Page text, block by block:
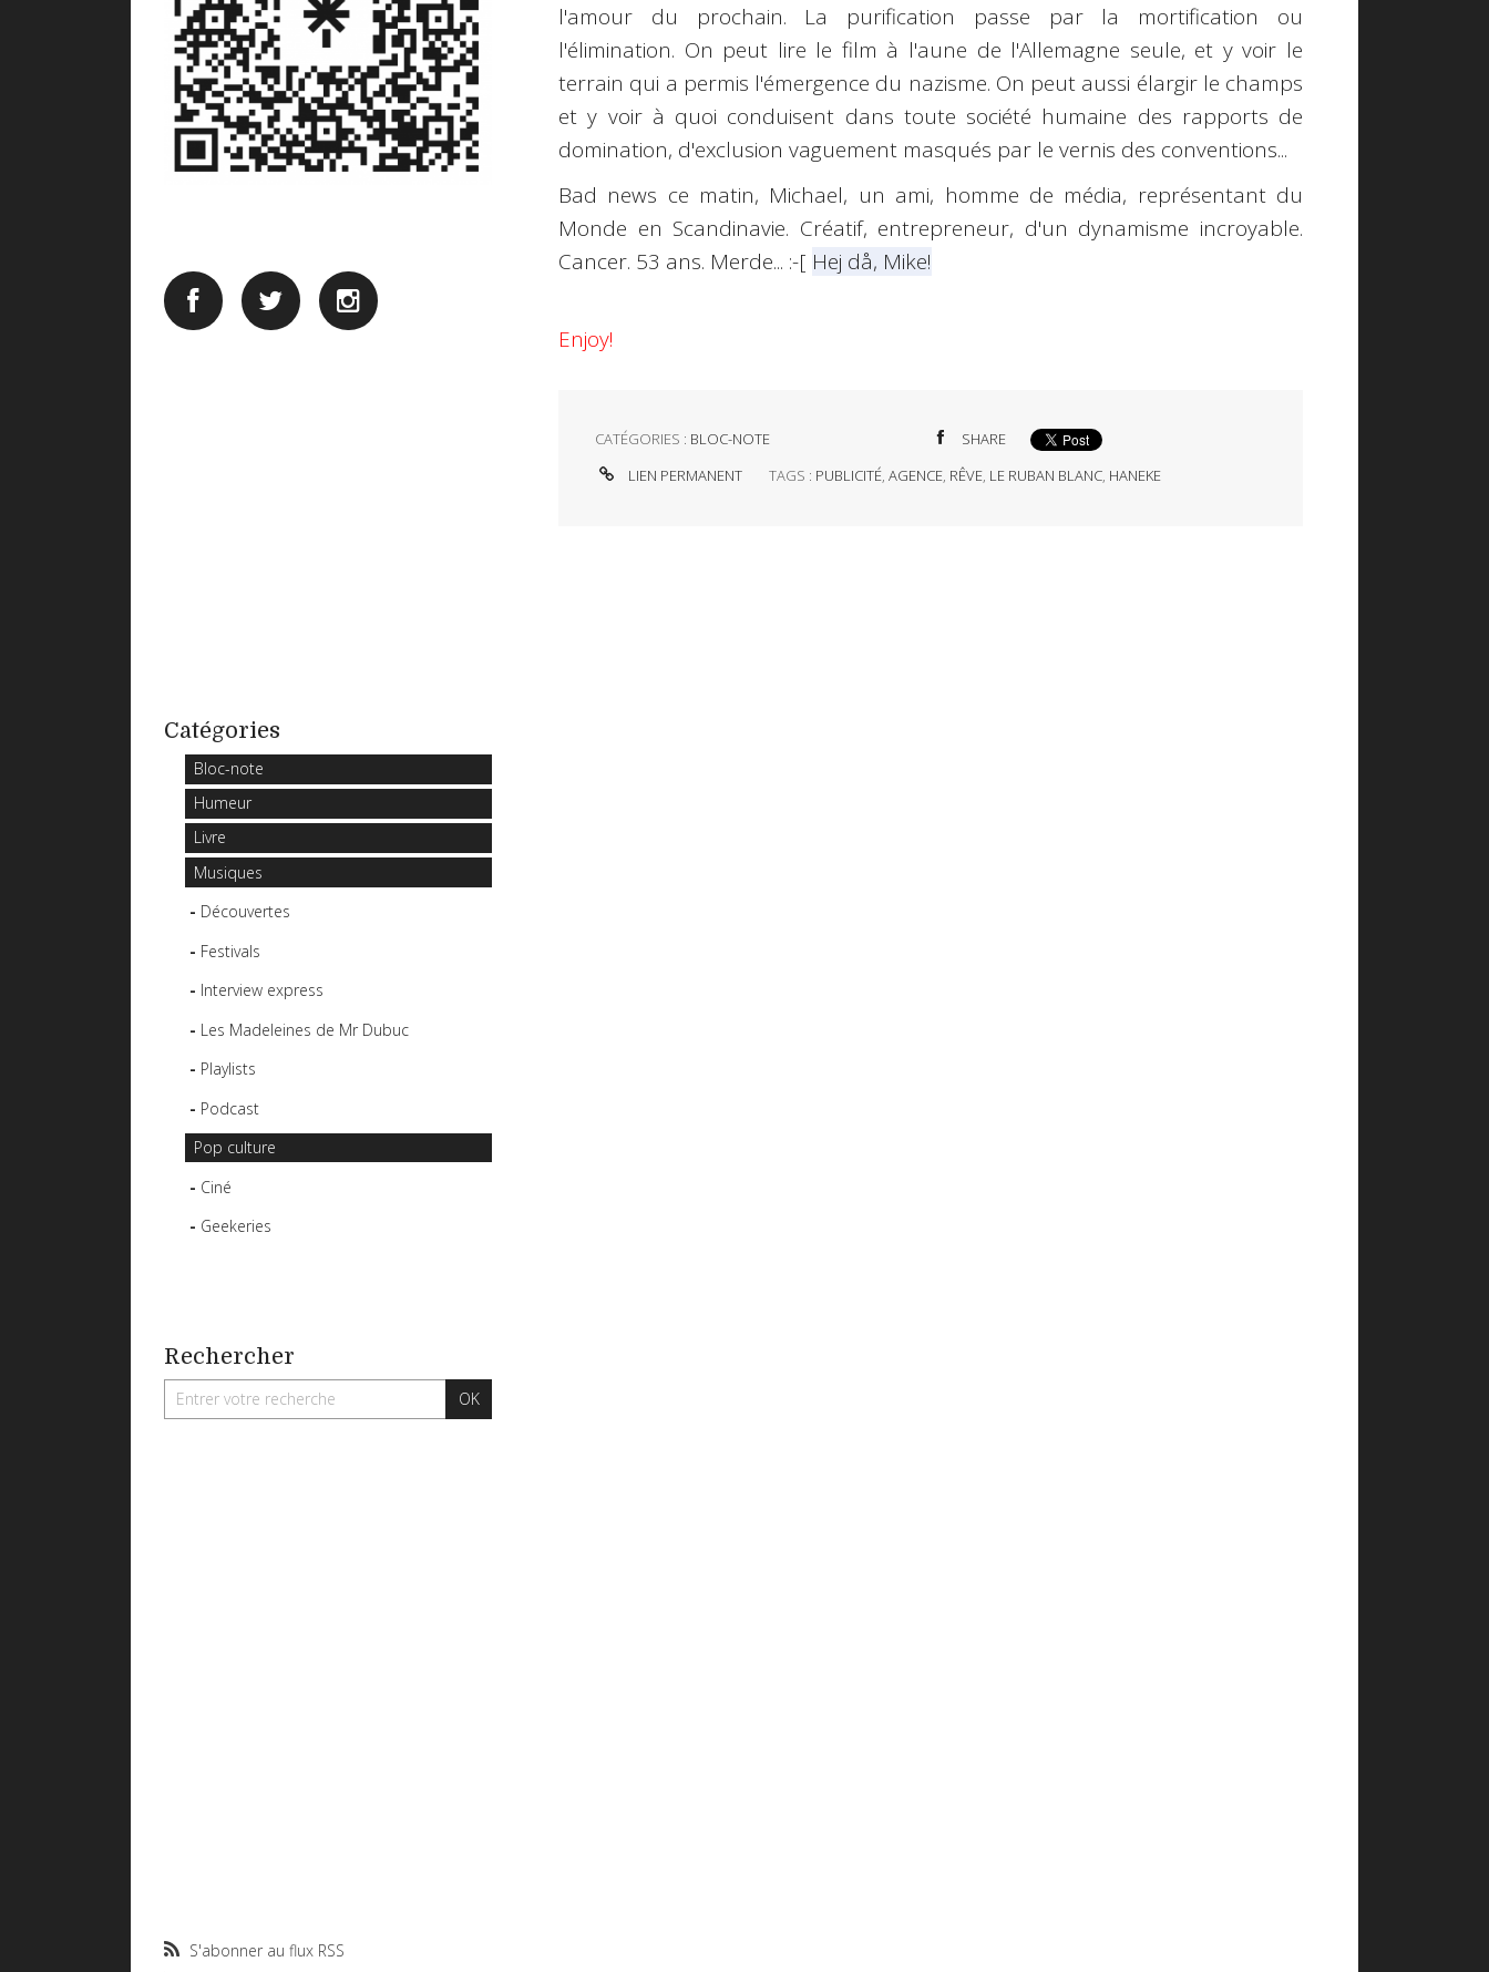
Catégories
Bloc-note
Humeur
Livre
Musiques
Découvertes
Festivals
Interview express
Les Madeleines de Mr Dubuc
Playlists
Podcast
Pop culture
Ciné
Geekeries
Rechercher
S'abonner au flux RSS
l'amour du prochain. La purification passe par la mortification ou
l'élimination. On peut lire le film à l'aune de l'Allemagne seule, et y voir le
terrain qui a permis l'émergence du nazisme. On peut aussi élargir le champs
et y voir à quoi conduisent dans toute société humaine des rapports de
domination, d'exclusion vaguement masqués par le vernis des conventions...
Bad news ce matin, Michael, un ami, homme de média, représentant du
Monde en Scandinavie. Créatif, entrepreneur, d'un dynamisme incroyable.
Cancer. 53 ans. Merde... :-[ Hej då, Mike!
Enjoy!
CATÉGORIES : BLOC-NOTE
SHARE
LIEN PERMANENT
TAGS : PUBLICITÉ,AGENCE, RÊVE, LE RUBAN BLANC, HANEKE